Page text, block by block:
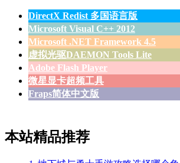
DirectX Redist 多国语言版
Microsoft Visual C++ 2012
Microsoft .NET Framework 4.5
虚拟光驱DAEMON Tools Lite
Adobe Flash Player
微星显卡超频工具
Fraps简体中文版
本站精品推荐